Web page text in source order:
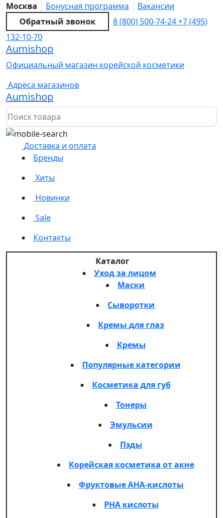
Москва Бонусная программа
Вакансии
Обратный звонок
8 (800) 500-74-24+7 (495)
132-10-70
Aumishop
Официальный магазин корейской косметики
Адреса магазинов
Aumishop
Доставка и оплата
Бренды
Хиты
Новинки
Sale
Контакты
Каталог
Уход за лицом
Маски
Сыворотки
Кремы для глаз
Кремы
Популярные категории
Косметика для губ
Тонеры
Эмульсии
Пэды
Корейская косметика от акне
Фруктовые AHA-кислоты
PHA кислоты